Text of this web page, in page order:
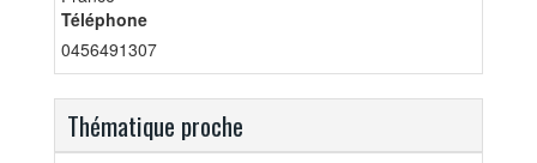
Téléphone
0456491307
Thématique proche